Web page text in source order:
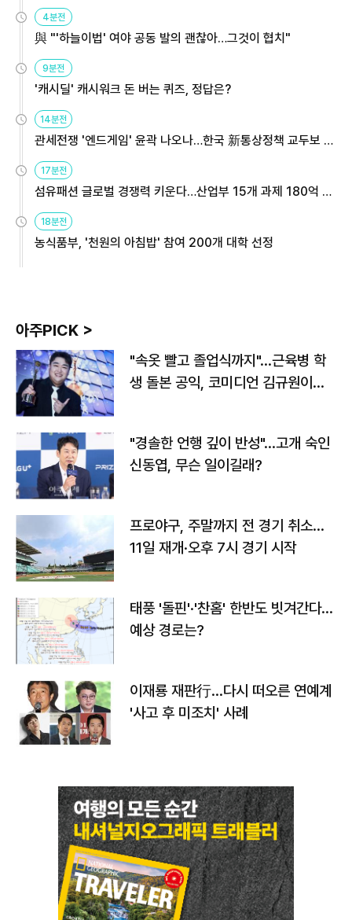
4분전
與 "'하늘이법' 여야 공동 발의 괜찮아…그것이 협치"
9분전
'캐시딜' 캐시워크 돈 버는 퀴즈, 정답은?
14분전
관세전쟁 '엔드게임' 윤곽 나오나…한국 新통상정책 교두보 활
17분전
섬유패션 글로벌 경쟁력 키운다…산업부 15개 과제 180억 지
18분전
농식품부, '천원의 아침밥' 참여 200개 대학 선정
아주PICK >
"속옷 빨고 졸업식까지"…근육병 학
생 돌본 공익, 코미디언 김규원이었
"경솔한 언행 깊이 반성"…고개 숙인
신동엽, 무슨 일이길래?
프로야구, 주말까지 전 경기 취소…
11일 재개·오후 7시 경기 시작
태풍 '돌핀'·'찬홈' 한반도 빗겨간다…
예상 경로는?
이재룡 재판行…다시 떠오른 연예계
'사고 후 미조치' 사례